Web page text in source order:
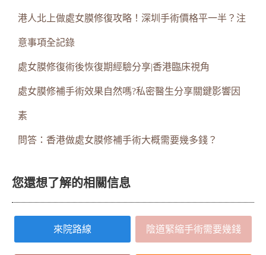
港人北上做處女膜修復攻略！深圳手術價格平一半？注
意事項全記錄
處女膜修復術後恢復期經驗分享|香港臨床視角
處女膜修補手術效果自然嗎?私密醫生分享關鍵影響因
素
問答：香港做處女膜修補手術大概需要幾多錢？
您還想了解的相關信息
來院路線 陰道緊縮手術需要幾錢